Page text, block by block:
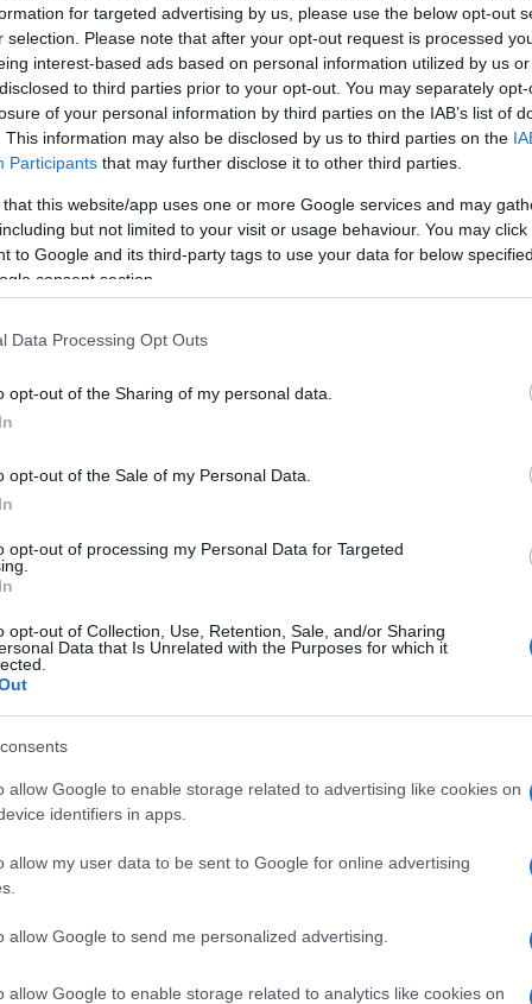
for targeted advertising by us, please use the below opt-out
selection. Please note that after your opt-out request is processed
interest-based ads based on personal information utilized by us
to third parties prior to your opt-out. You may separately
of your personal information by third parties on the IAB’s list of
This information may also be disclosed by us to third parties on the
Participants that may further disclose it to other third parties.
that this website/app uses one or more Google services and may
but not limited to your visit or usage behaviour. You may
to Google and its third-party tags to use your data for below
consent section.
Data Processing Opt Outs
opt-out of the Sharing of my personal data.
opt-out of the Sale of my Personal Data.
opt-out of processing my Personal Data for Targeted
opt-out of Collection, Use, Retention, Sale, and/or Sharing
Data that Is Unrelated with the Purposes for which it
allow Google to enable storage related to advertising like cookies on
identifiers in apps.
allow my user data to be sent to Google for online advertising
allow Google to send me personalized advertising.
allow Google to enable storage related to analytics like cookies on
sobre su primera temporada en el Girona
medio macedonio RG. El atacante admitió
debut en LaLiga, tanto a nivel personal
que su futuro en Montilivi aún es incierto.
comenzó incluso antes de su llegada a la
para su traspaso desde el Aberdeen se
pretemporada adecuada. “No estuve listo
físicamente”, mencionó,
con sus compañeros tuvo un
haber llegado a Catalunya con la etiqueta
marcar dos goles en 20 partidos de
sigue intacta. “He superado
Esto solo me impulsa a seguir
también expresó su descontento con el
beneficiado a los atacantes esta
con escasos centros y pocas
lamentó. A pesar de eso, confiesa
aunque se mostró sorprendido por la
de marzo. Respecto a su
claro: priorizó el proyecto deportivo
por su enfoque ofensivo, pero la
todos. Aun así, conseguimos
respecta a su futuro, el delantero, que
que hay opciones abiertas. “No puedo
Girona me considera un proyecto a largo